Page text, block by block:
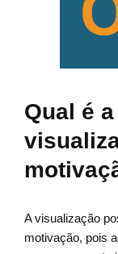
Qual é
A visualização
motivação, pois